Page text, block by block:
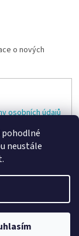
pohodlné
neustále
o nových
osobních údajů